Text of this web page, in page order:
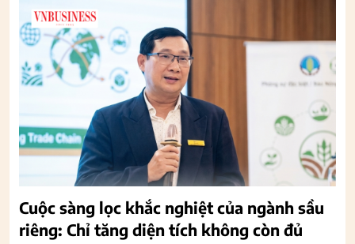
Cuộc sàng lọc khắc nghiệt của ngành sầu
riêng: Chỉ tăng diện tích không còn đủ